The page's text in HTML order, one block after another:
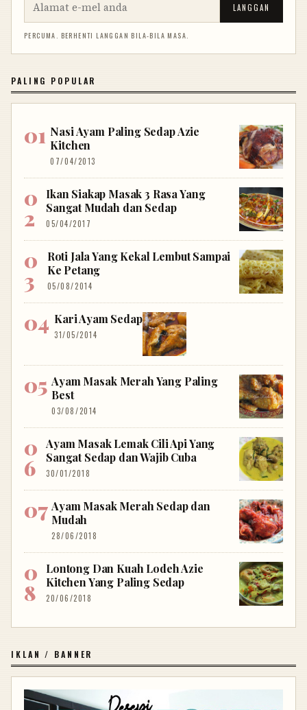
LANGGAN
PERCUMA. BERHENTI LANGGAN BILA-BILA MASA.
PALING POPULAR
Nasi Ayam Paling Sedap Azie
Kitchen
07/04/2013
Ikan Siakap Masak 3 Rasa Yang
Sangat Mudah dan Sedap
05/04/2017
Roti Jala Yang Kekal Lembut Sampai
Ke Petang
05/08/2014
Kari Ayam Sedap
31/05/2014
Ayam Masak Merah Yang Paling
Best
03/08/2014
Ayam Masak Lemak Cili Api Yang
Sangat Sedap dan Wajib Cuba
30/01/2018
Ayam Masak Merah Sedap dan
Mudah
28/06/2018
Lontong Dan Kuah Lodeh Azie
Kitchen Yang Paling Sedap
20/06/2018
IKLAN / BANNER